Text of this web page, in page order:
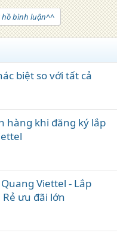
bình luận^^
biệt so với tất cả
hàng khi đăng ký lắp
Viettel - Lắp
ưu đãi lớn